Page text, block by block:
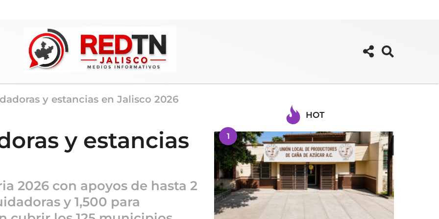
y estancias en Jalisco 2026
y estancias
2026 con apoyos de hasta 2
y 1,500 para
HOT
1